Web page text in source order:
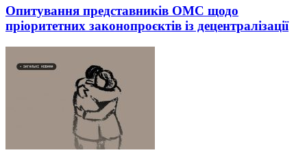
Опитування представників ОМС щодо
пріоритетних законопроєктів із децентралізації